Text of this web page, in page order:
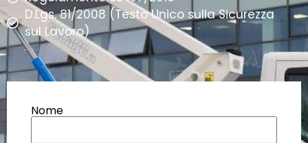
D.Lgs. 81/2008 (Testo Unico sulla Sicurezza
sul Lavoro)
Nome